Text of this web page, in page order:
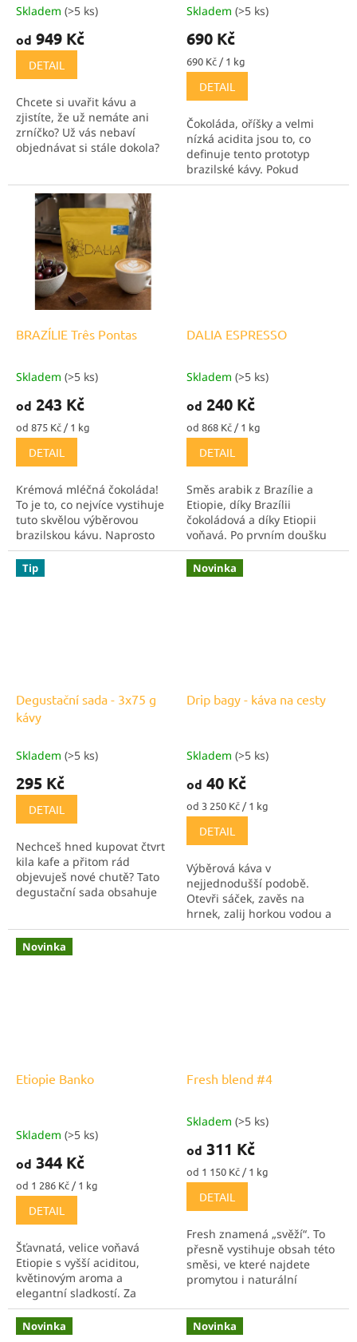
A
Průměrné
produktu
5,0
5
hvězdiček.
Skladem (>5 ks)
od 949 Kč
DETAIL
Chcete si uvařit kávu a
zjistíte, že už nemáte ani
zrníčko? Už vás nebaví
objednávat si stále dokola?
Vás kávové předplatné jako
dělané!
Průměrné
hodnocení
produktu
je
5,0
5
hvězdiček.
Skladem (>5 ks)
690 Kč
Měrná
cena:
690 Kč / 1 kg
DETAIL
Čokoláda, oříšky a velmi
nízká acidita jsou to, co
definuje tento prototyp
brazilské kávy. Pokud
milujete výraznou kávu, tak
BRAZÍLIE Três Pontas
Průměrné
produktu
je
5,0
5
hvězdiček.
Skladem (>5 ks)
od 243 Kč
Měrná
cena:
od 875 Kč / 1 kg
DETAIL
Krémová mléčná čokoláda!
To je to, co nejvíce vystihuje
tuto skvělou výběrovou
brazilskou kávu. Naprosto
úžasná v cappuccinu, kdy
chutná božsky hedvábně.
DALIA ESPRESSO
Průměrné
produktu
je
5,0
5
hvězdiček.
Skladem (>5 ks)
od 240 Kč
Měrná
cena:
od 868 Kč / 1 kg
DETAIL
Směs arabik z Brazílie a
Etiopie, díky Brazílii
čokoládová a díky Etiopii
voňavá. Po prvním doušku
nejdříve ucítíte
lehkou ovocno-květinovou
chuť, která rychle mizí a
Tip
Degustační sada - 3x75 g
kávy
Skladem (>5 ks)
295 Kč
DETAIL
Nechceš hned kupovat čtvrt
kila kafe a přitom rád
objevuješ nové chutě? Tato
degustační sada obsahuje
důkladné ochutnání
každého druhu a bez...
Novinka
Drip bagy - káva na cesty
Skladem (>5 ks)
od 40 Kč
Měrná
cena:
od 3 250 Kč / 1 kg
DETAIL
Výběrová káva v
nejjednodušší podobě.
Otevři sáček, zavěs na
hrnek, zalij horkou vodou a
užij si kávu kdykoliv a
Novinka
Etiopie Banko
Skladem (>5 ks)
od 344 Kč
Měrná
cena:
od 1 286 Kč / 1 kg
DETAIL
Šťavnatá, velice voňavá
Etiopie s vyšší aciditou,
květinovým aroma a
elegantní sladkostí. Za
poslední 3 roky nejlepší
promytá Etiopie, co jsme
měli!
Fresh blend #4
Průměrné
produktu
je
5,0
5
hvězdiček.
Skladem (>5 ks)
od 311 Kč
Měrná
cena:
od 1 150 Kč / 1 kg
DETAIL
Fresh znamená „svěží“. To
přesně vystihuje obsah této
směsi, ve které najdete
promytou i naturální
která je jak dělaná do
parného léta nebo jen jako
Novinka Novinka